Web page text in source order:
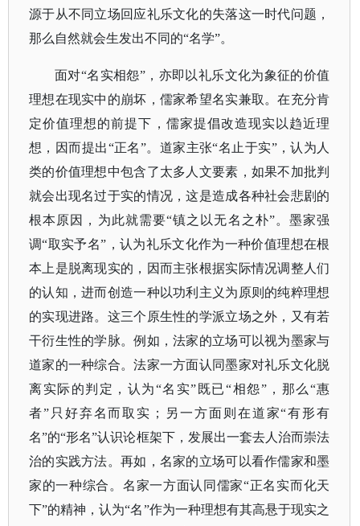
源于从不同立场回应礼乐文化的失落这一时代问题，
那么自然就会生发出不同的“名学”。
面对“名实相怨”，亦即以礼乐文化为象征的价值
理想在现实中的崩坏，儒家希望名实兼取。在充分肯
定价值理想的前提下，儒家提倡改造现实以趋近理
想，因而提出“正名”。道家主张“名止于实”，认为人
类的价值理想中包含了太多人文要素，如果不加批判
就会出现名过于实的情况，这是造成各种社会悲剧的
根本原因，为此就需要“镇之以无名之朴”。墨家强
调“取实予名”，认为礼乐文化作为一种价值理想在根
本上是脱离现实的，因而主张根据实际情况调整人们
的认知，进而创造一种以功利主义为原则的纯粹理想
的实现进路。这三个原生性的学派立场之外，又有若
干衍生性的学脉。例如，法家的立场可以视为墨家与
道家的一种综合。法家一方面认同墨家对礼乐文化脱
离实际的判定，认为“名实”既已“相怨”，那么“惠
者”只好弃名而取实；另一方面则在道家“有形有
名”的“形名”认识论框架下，发展出一套去人治而崇法
治的实践方法。再如，名家的立场可以看作儒家和墨
家的一种综合。名家一方面认同儒家“正名实而化天
下”的精神，认为“名”作为一种理想有其高悬于现实之